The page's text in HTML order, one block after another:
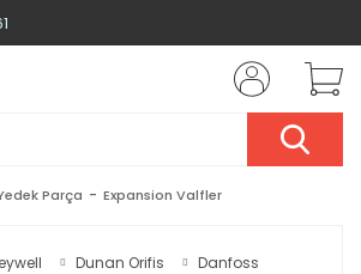
Parça Expansion Valfler
Dunan Orifis Danfoss